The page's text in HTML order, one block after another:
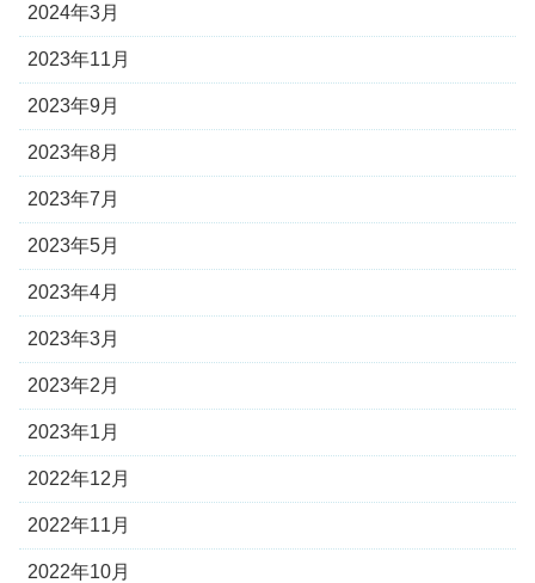
2024年3月
2023年11月
2023年9月
2023年8月
2023年7月
2023年5月
2023年4月
2023年3月
2023年2月
2023年1月
2022年12月
2022年11月
2022年10月